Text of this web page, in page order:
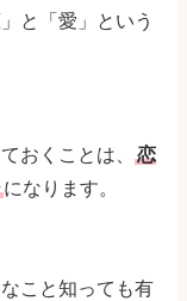
と「愛」という
おくことは、
恋
になります。
こと知っても有